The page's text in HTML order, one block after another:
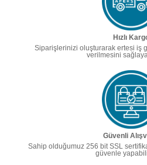
Hızlı
Siparişlerinizi oluşturarak ertesi iş
verilmesini
Güvenli
Sahip olduğumuz 256 bit SSL
güvenle